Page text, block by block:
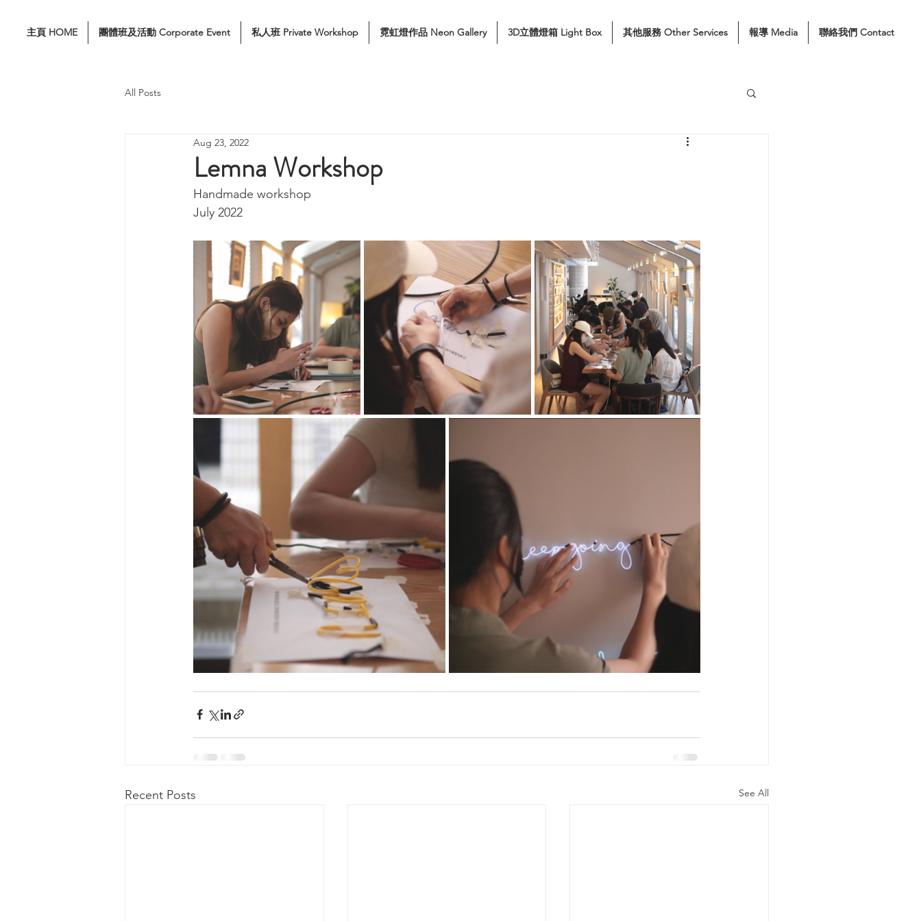
主頁 HOME 團體班及活動 Corporate Event 私人班 Private Workshop 霓虹燈作品 Neon Gallery 3D立體燈箱 Light Box 其他服務 Other Services 報導 Media 聯絡我們 Contact
All Posts
Lemna Workshop
Aug 23, 2022
Handmade workshop
July 2022
Recent Posts See All